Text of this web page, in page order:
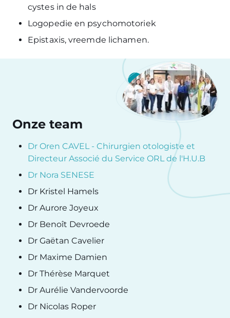
cystes in de hals
Logopedie en psychomotoriek
Epistaxis, vreemde lichamen.
Onze team
Dr Oren CAVEL - Chirurgien otologiste et
Directeur Associé du Service ORL de l'H.U.B
Dr Nora SENESE
Dr Kristel Hamels
Dr Aurore Joyeux
Dr Benoît Devroede
Dr Gaëtan Cavelier
Dr Maxime Damien
Dr Thérèse Marquet
Dr Aurélie Vandervoorde
Dr Nicolas Roper